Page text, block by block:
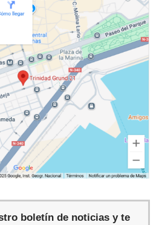
boletín de noticias y te